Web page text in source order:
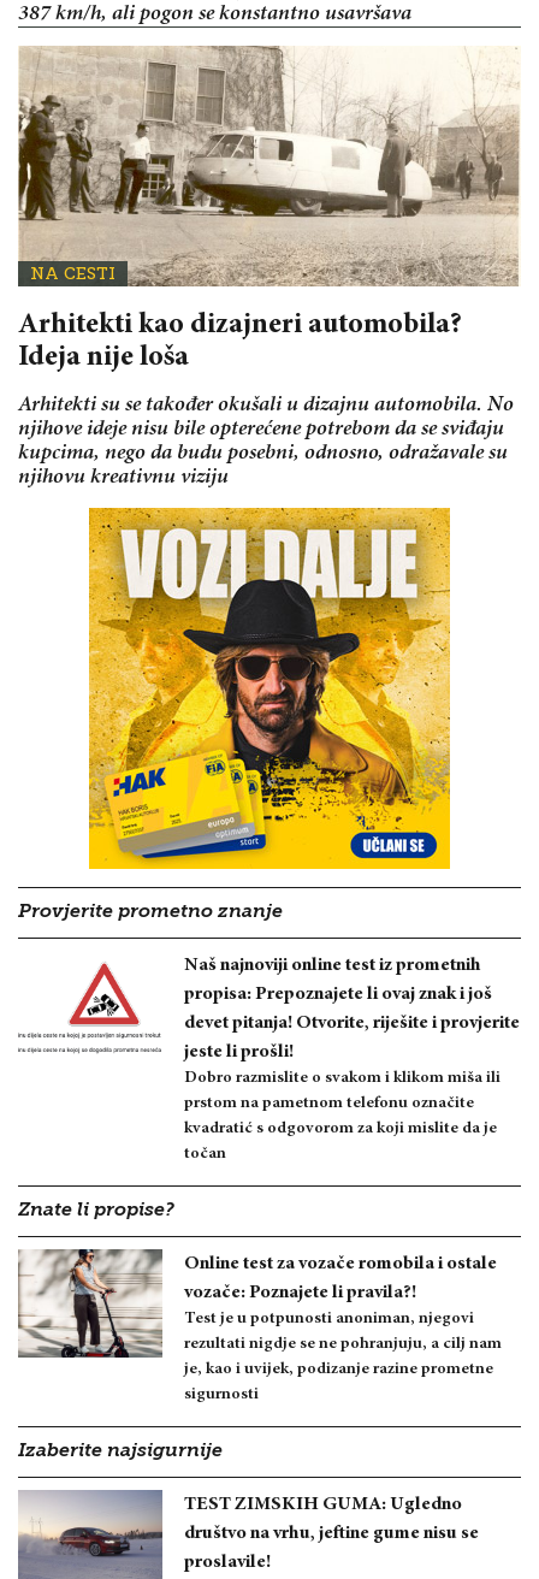
387 km/h, ali pogon se konstantno usavršava
NA CESTI
Arhitekti kao dizajneri automobila?
Ideja nije loša
Arhitekti su se također okušali u dizajnu automobila. No
njihove ideje nisu bile opterećene potrebom da se sviđaju
kupcima, nego da budu posebni, odnosno, odražavale su
njihovu kreativnu viziju
Provjerite prometno znanje
Naš najnoviji online test iz prometnih
propisa: Prepoznajete li ovaj znak i još
devet pitanja! Otvorite, riješite i provjerite
jeste li prošli!
Dobro razmislite o svakom i klikom miša ili
prstom na pametnom telefonu označite
kvadratić s odgovorom za koji mislite da je
točan
Znate li propise?
Online test za vozače romobila i ostale
vozače: Poznajete li pravila?!
Test je u potpunosti anoniman, njegovi
rezultati nigdje se ne pohranjuju, a cilj nam
je, kao i uvijek, podizanje razine prometne
sigurnosti
Izaberite najsigurnije
TEST ZIMSKIH GUMA: Ugledno
društvo na vrhu, jeftine gume nisu se
proslavile!